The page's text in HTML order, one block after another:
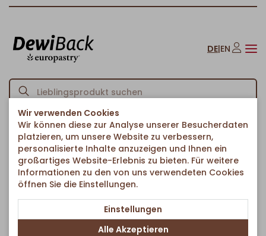
DE|EN
Startseite Brote & Brötchen /Brote & Ciabattas Krustenbrot
Zurück zur Artikelübersicht
Wir verwenden Cookies
Wir können diese zur Analyse unserer Besucherdaten
platzieren, um unsere Website zu verbessern,
personalisierte Inhalte anzuzeigen und Ihnen ein
großartiges Website-Erlebnis zu bieten. Für weitere
Informationen zu den von uns verwendeten Cookies
öffnen Sie die Einstellungen.
Einstellungen
Alle Akzeptieren